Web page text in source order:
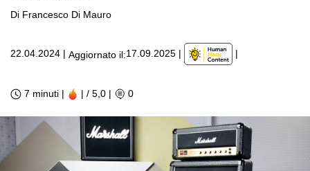
Di Francesco Di Mauro
22.04.2024 | Aggiornato il:17.09.2025 | |
7 minuti | | / 5,0 | 0